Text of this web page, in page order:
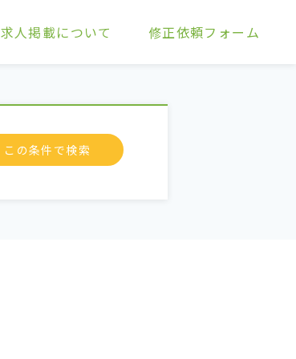
求人掲載について 修正依頼フォーム
この条件で検索